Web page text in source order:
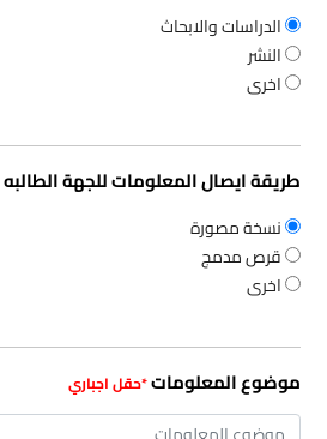
الدراسات والابحاث
النشر
اخرى
طريقة ايصال المعلومات للجهة الطالبه
نسخة مصورة
قرص مدمج
اخرى
موضوع المعلومات